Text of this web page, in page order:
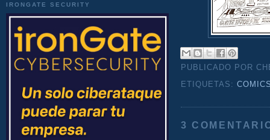
IRONGATE SECURITY
PUBLICADO POR
ETIQUETAS:
3